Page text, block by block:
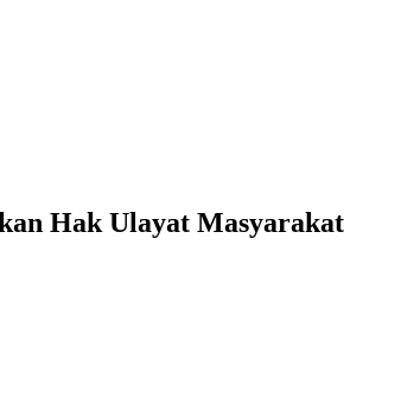
Hak Ulayat Masyarakat